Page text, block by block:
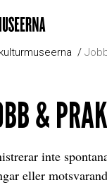
&
inte
eller